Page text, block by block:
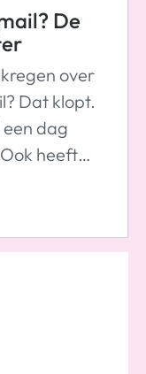
De
over
Dat klopt.
dag
heeft
ons